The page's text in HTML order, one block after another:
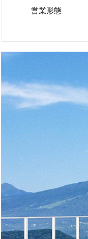
営業形態